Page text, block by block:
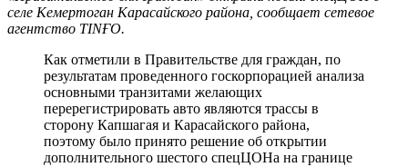
селе Кемертоган Карасайского района, сообщает сетевое
агентство TINҒО.
Как отметили в Правительстве для граждан, по
результатам проведенного госкорпорацией анализа
основными транзитами желающих
перерегистрировать авто являются трассы в
сторону Капшагая и Карасайского района,
поэтому было принято решение об открытии
дополнительного шестого спецЦОНа на границе